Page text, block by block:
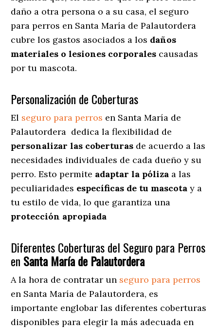
daño a otra persona o a su casa, el seguro
para perros en Santa María de Palautordera
cubre los gastos asociados a los daños
materiales o lesiones corporales causadas
por tu mascota.
Personalización de Coberturas
El seguro para perros en Santa María de
Palautordera dedica la flexibilidad de
personalizar las coberturas de acuerdo a las
necesidades individuales de cada dueño y su
perro. Esto permite adaptar la póliza a las
peculiaridades específicas de tu mascota y a
tu estilo de vida, lo que garantiza una
protección apropiada
Diferentes Coberturas del Seguro para Perros
en Santa María de Palautordera
A la hora de contratar un seguro para perros
en Santa María de Palautordera, es
importante englobar las diferentes coberturas
disponibles para elegir la más adecuada en